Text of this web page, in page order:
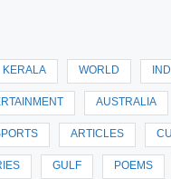
KERALA WORLD
AUSTRALIA
ARTICLES
GULF POEMS